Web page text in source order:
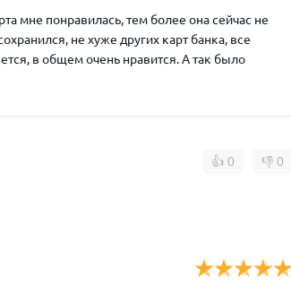
мне понравилась, тем более она сейчас не
не хуже других карт банка, все
в общем очень нравится. А так было
👍 0 👎 0